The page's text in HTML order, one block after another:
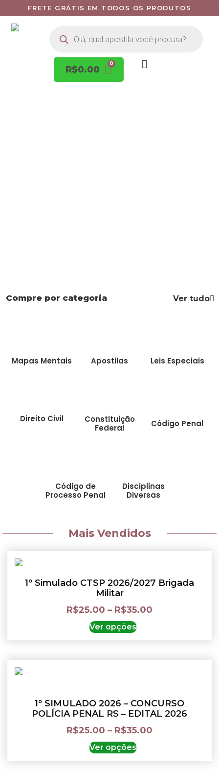
FRETE GRÁTIS EM TODOS OS PRODUTOS
R$0.00
Compre por categoria Ver tudo
Mapas Mentais Apostilas Leis Especiais
Direito Civil
Constituição
Federal
Código Penal
Código de
Processo Penal
Disciplinas
Diversas
Mais Vendidos
1º Simulado CTSP 2026/2027 Brigada
Militar
R$25.00 – R$35.00
Ver opções
1º SIMULADO 2026 – CONCURSO
POLÍCIA PENAL RS – EDITAL 2026
R$25.00 – R$35.00
Ver opções